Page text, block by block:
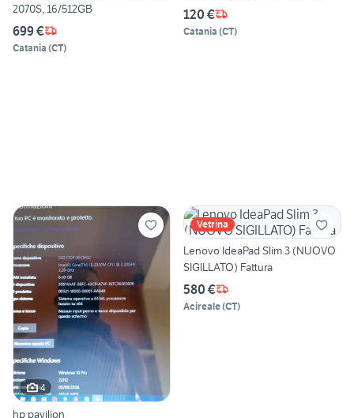
2070S, 16/512GB
699 €
Catania (CT)
120 €
Catania (CT)
4
hp pavilion
Vetrina
Lenovo IdeaPad Slim 3 (NUOVO
SIGILLATO) Fattura
580 €
Acireale(CT)